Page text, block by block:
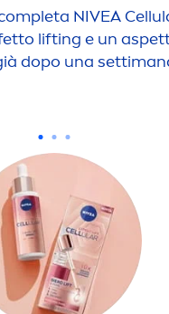
NIVEA
lifting e un
dopo una